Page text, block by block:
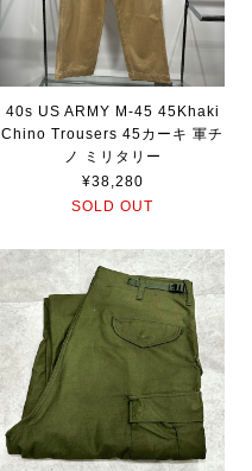
40s US ARMY M-45 45Khaki
Chino Trousers 45カーキ 軍チ
ノ ミリタリー
¥38,280
SOLD OUT